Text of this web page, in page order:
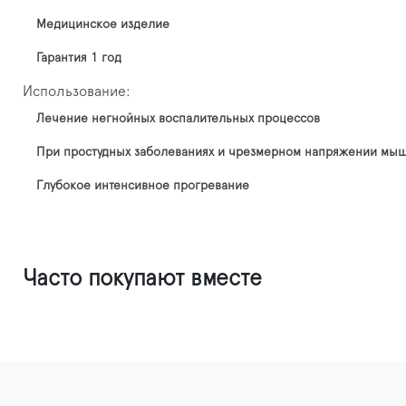
Медицинское изделие
Гарантия 1 год
Использование:
Лечение негнойных воспалительных процессов
При простудных заболеваниях и чрезмерном напряжении
Глубокое интенсивное прогревание
Часто покупают вместе